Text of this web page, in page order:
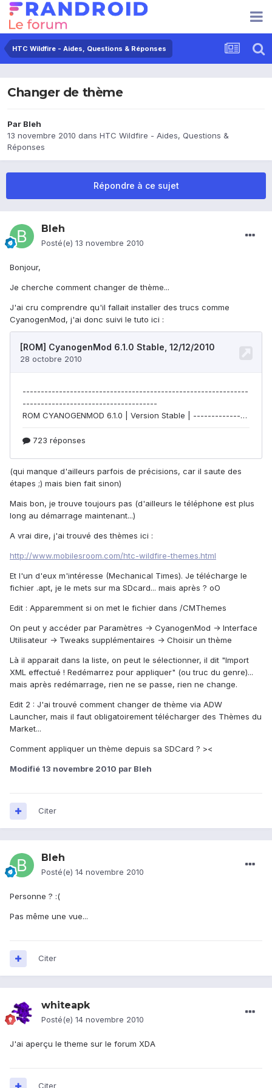
HTC Wildfire - Aides, Questions & Réponses
Changer de thème
Par Bleh
13 novembre 2010 dans HTC Wildfire - Aides, Questions &
Réponses
Répondre à ce sujet
Bleh
Posté(e) 13 novembre 2010
Bonjour,
Je cherche comment changer de thème...
J'ai cru comprendre qu'il fallait installer des trucs comme
CyanogenMod, j'ai donc suivi le tuto ici :
(qui manque d'ailleurs parfois de précisions, car il saute des
étapes ;) mais bien fait sinon)
Mais bon, je trouve toujours pas (d'ailleurs le téléphone est plus
long au démarrage maintenant...)
A vrai dire, j'ai trouvé des thèmes ici :
http://www.mobilesroom.com/htc-wildfire-themes.html
Et l'un d'eux m'intéresse (Mechanical Times). Je télécharge le
fichier .apt, je le mets sur ma SDcard... mais après ? oO
Edit : Apparemment si on met le fichier dans /CMThemes
On peut y accéder par Paramètres -> CyanogenMod -> Interface
Utilisateur -> Tweaks supplémentaires -> Choisir un thème
Là il apparait dans la liste, on peut le sélectionner, il dit "Import
XML effectué ! Redémarrez pour appliquer" (ou truc du genre)...
mais après redémarrage, rien ne se passe, rien ne change.
Edit 2 : J'ai trouvé comment changer de thème via ADW
Launcher, mais il faut obligatoirement télécharger des Thèmes du
Market...
Comment appliquer un thème depuis sa SDCard ? ><
Modifié 13 novembre 2010 par Bleh
Citer
Bleh
Posté(e) 14 novembre 2010
Personne ? :(
Pas même une vue...
Citer
whiteapk
Posté(e) 14 novembre 2010
J'ai aperçu le theme sur le forum XDA
Citer